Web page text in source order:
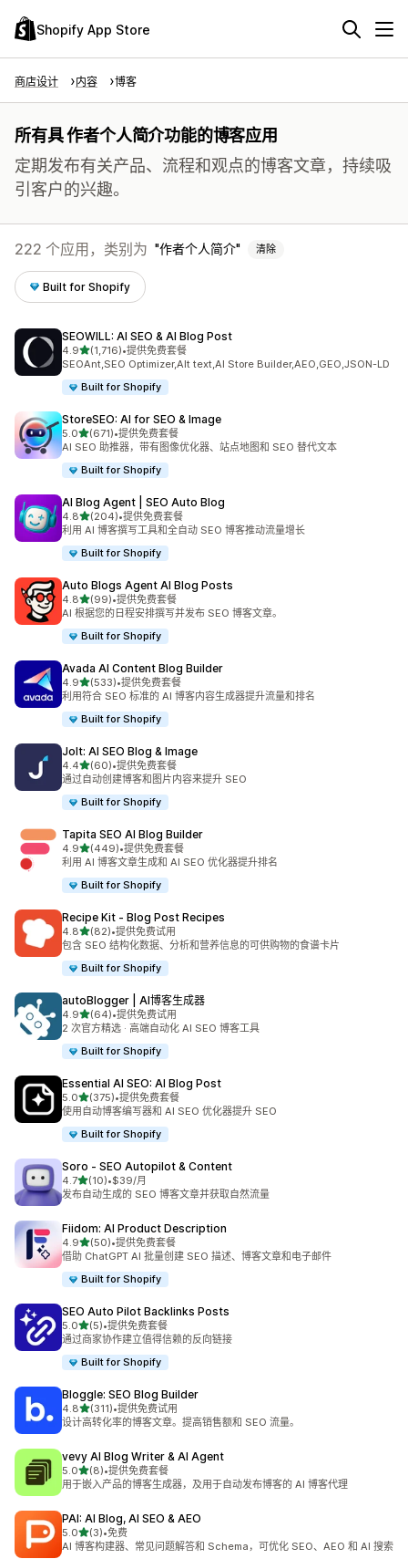
Shopify App Store
商店设计 内容 博客
所有具 作者个人简介功能的博客应用
定期发布有关产品、流程和观点的博客文章，持续吸
引客户的兴趣。
222 个应用，类别为 作者个人简介 清除
Built for Shopify
SEOWILL: AI SEO & AI Blog Post
4.9星（满分 5 星）
(1,716)
总共 1716 条评论
•提供免费套餐
SEOAnt,SEO Optimizer,Alt text,AI Store Builder,AEO,GEO,JSON-LD
Built for Shopify
StoreSEO: AI for SEO & Image
5.0星（满分 5 星）
(671)
总共 671 条评论
•提供免费套餐
AI SEO 助推器，带有图像优化器、站点地图和 SEO 替代文本
Built for Shopify
AI Blog Agent | SEO Auto Blog
4.8星（满分 5 星）
(204)
总共 204 条评论
•提供免费套餐
利用 AI 博客撰写工具和全自动 SEO 博客推动流量增长
Built for Shopify
Auto Blogs Agent AI Blog Posts
4.8星（满分 5 星）
(99)
总共 99 条评论
•提供免费套餐
AI 根据您的日程安排撰写并发布 SEO 博客文章。
Built for Shopify
Avada AI Content Blog Builder
4.9星（满分 5 星）
(533)
总共 533 条评论
•提供免费套餐
利用符合 SEO 标准的 AI 博客内容生成器提升流量和排名
Built for Shopify
Jolt: AI SEO Blog & Image
4.4星（满分 5 星）
(60)
总共 60 条评论
•提供免费套餐
通过自动创建博客和图片内容来提升 SEO
Built for Shopify
Tapita SEO AI Blog Builder
4.9星（满分 5 星）
(449)
总共 449 条评论
•提供免费套餐
利用 AI 博客文章生成和 AI SEO 优化器提升排名
Built for Shopify
Recipe Kit ‑ Blog Post Recipes
4.8星（满分 5 星）
(82)
总共 82 条评论
•提供免费试用
包含 SEO 结构化数据、分析和营养信息的可供购物的食谱卡片
Built for Shopify
autoBlogger | AI博客生成器
4.9星（满分 5 星）
(64)
总共 64 条评论
•提供免费试用
2 次官方精选 · 高端自动化 AI SEO 博客工具
Built for Shopify
Essential AI SEO: AI Blog Post
5.0星（满分 5 星）
(375)
总共 375 条评论
•提供免费套餐
使用自动博客编写器和 AI SEO 优化器提升 SEO
Built for Shopify
Soro ‑ SEO Autopilot & Content
4.7星（满分 5 星）
(10)
总共 10 条评论
•$39/月
发布自动生成的 SEO 博客文章并获取自然流量
Fiidom: AI Product Description
4.9星（满分 5 星）
(50)
总共 50 条评论
•提供免费套餐
借助 ChatGPT AI 批量创建 SEO 描述、博客文章和电子邮件
Built for Shopify
SEO Auto Pilot Backlinks Posts
5.0星（满分 5 星）
(5)
总共 5 条评论
•提供免费套餐
通过商家协作建立值得信赖的反向链接
Built for Shopify
Bloggle: SEO Blog Builder
4.8星（满分 5 星）
(311)
总共 311 条评论
•提供免费试用
设计高转化率的博客文章。提高销售额和 SEO 流量。
vevy AI Blog Writer & AI Agent
5.0星（满分 5 星）
(8)
总共 8 条评论
•提供免费套餐
用于嵌入产品的博客生成器，及用于自动发布博客的 AI 博客代理
PAI: AI Blog, AI SEO & AEO
5.0星（满分 5 星）
(3)
总共 3 条评论
•免费
AI 博客构建器、常见问题解答和 Schema，可优化 SEO、AEO 和 AI 搜索